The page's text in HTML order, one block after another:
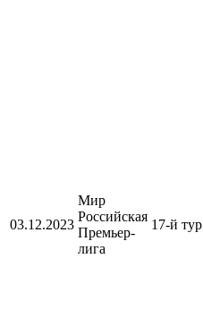
03.12.2023
Мир
Российская
Премьер-
лига
17-й тур